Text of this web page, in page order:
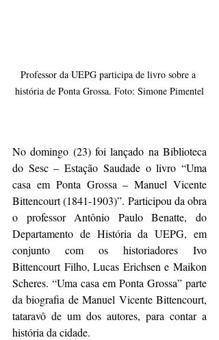
Professor da UEPG participa de livro sobre a
história de Ponta Grossa. Foto: Simone Pimentel
No domingo (23) foi lançado na Biblioteca
do Sesc – Estação Saudade o livro “Uma
casa em Ponta Grossa – Manuel Vicente
Bittencourt (1841-1903)”. Participou da obra
o professor Antônio Paulo Benatte, do
Departamento de História da UEPG, em
conjunto com os historiadores Ivo
Bittencourt Filho, Lucas Erichsen e Maikon
Scheres. “Uma casa em Ponta Grossa” parte
da biografia de Manuel Vicente Bittencourt,
tataravô de um dos autores, para contar a
história da cidade.